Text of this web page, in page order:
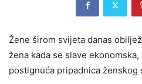
Žene širom svijeta danas
žena kada se slave
postignuća pripadnica ženskog